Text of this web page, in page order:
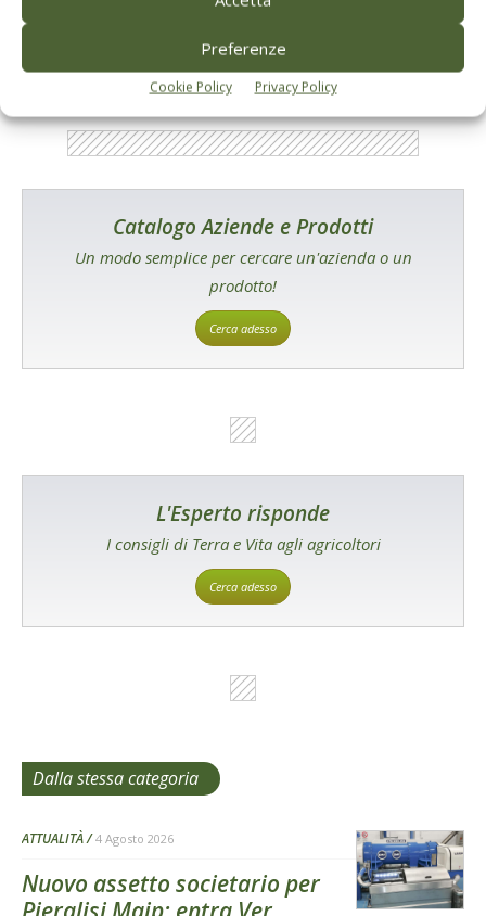
Preferenze
Cookie Policy Privacy Policy
Catalogo Aziende e Prodotti
Un modo semplice per cercare un'azienda o un
prodotto!
Cerca adesso
L'Esperto risponde
I consigli di Terra e Vita agli agricoltori
Cerca adesso
Dalla stessa categoria
ATTUALITÀ 4 Agosto 2026
Nuovo assetto societario per